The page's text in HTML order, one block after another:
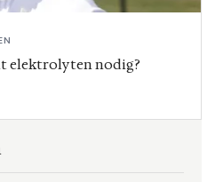
elektrolyten nodig?